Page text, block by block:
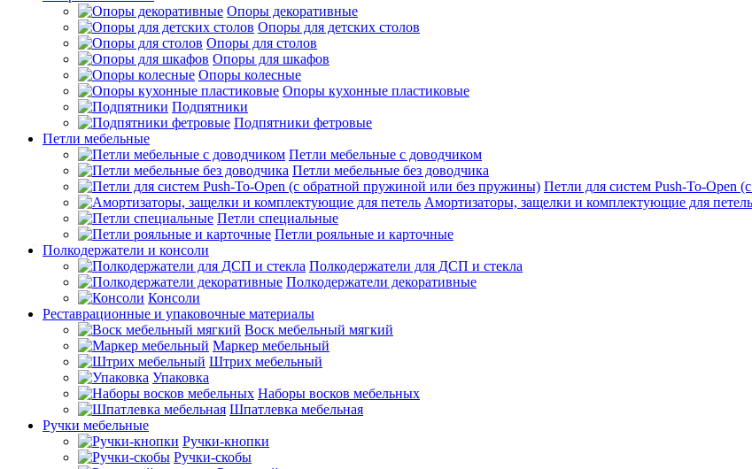
Опоры декоративные
Опоры для детских столов
Опоры для столов
Опоры для шкафов
Опоры колесные
Опоры кухонные пластиковые
Подпятники
Подпятники фетровые
Петли мебельные
Петли мебельные с доводчиком
Петли мебельные без доводчика
Петли для систем Push-To-Open
Амортизаторы, защелки и комплектующие для петель
Петли специальные
Петли рояльные и карточные
Полкодержатели и консоли
Полкодержатели для ДСП и стекла
Полкодержатели декоративные
Консоли
Реставрационные и упаковочные материалы
Воск мебельный мягкий
Маркер мебельный
Штрих мебельный
Упаковка
Наборы восков мебельных
Шпатлевка мебельная
Ручки мебельные
Ручки-кнопки
Ручки-скобы